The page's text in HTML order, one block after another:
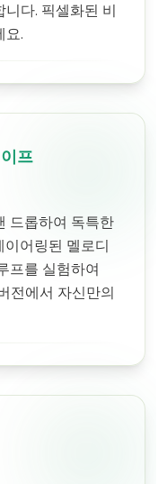
다. 픽셀화된 비
요.
프
드롭하여 독특한
어링된 멜로디
프를 실험하여
전에서 자신만의